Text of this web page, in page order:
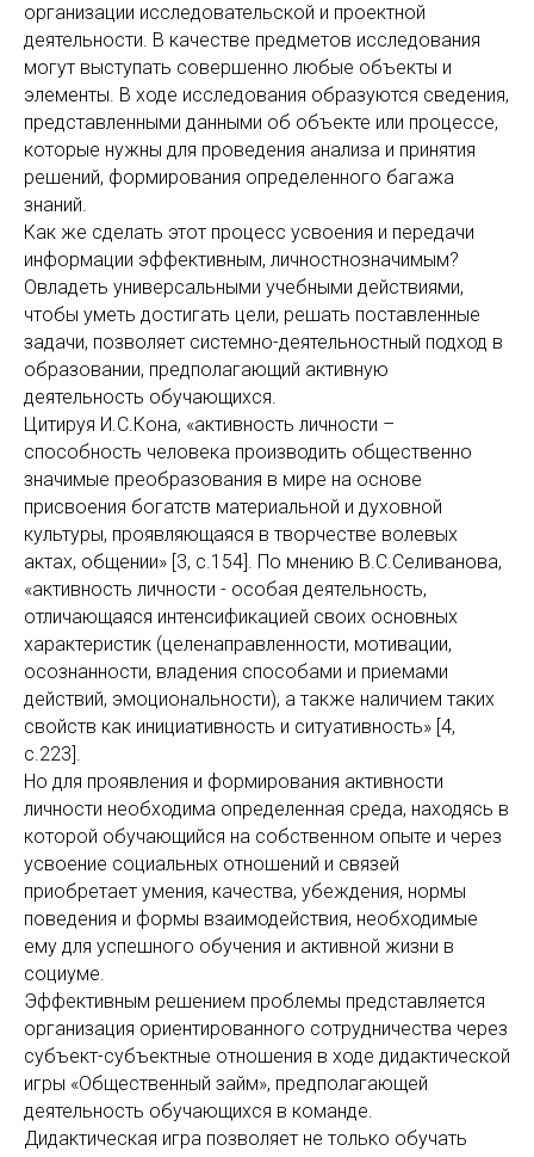
организации исследовательской и проектной
деятельности. В качестве предметов исследования
могут выступать совершенно любые объекты и
элементы. В ходе исследования образуются сведения,
представленными данными об объекте или процессе,
которые нужны для проведения анализа и принятия
решений, формирования определенного багажа
знаний.
Как же сделать этот процесс усвоения и передачи
информации эффективным, личностнозначимым?
Овладеть универсальными учебными действиями,
чтобы уметь достигать цели, решать поставленные
задачи, позволяет системно-деятельностный подход в
образовании, предполагающий активную
деятельность обучающихся.
Цитируя И.С.Кона, «активность личности –
способность человека производить общественно
значимые преобразования в мире на основе
присвоения богатств материальной и духовной
культуры, проявляющаяся в творчестве волевых
актах, общении» [3, с.154]. По мнению В.С.Селиванова,
«активность личности - особая деятельность,
отличающаяся интенсификацией своих основных
характеристик (целенаправленности, мотивации,
осознанности, владения способами и приемами
действий, эмоциональности), а также наличием таких
свойств как инициативность и ситуативность» [4,
с.223].
Но для проявления и формирования активности
личности необходима определенная среда, находясь в
которой обучающийся на собственном опыте и через
усвоение социальных отношений и связей
приобретает умения, качества, убеждения, нормы
поведения и формы взаимодействия, необходимые
ему для успешного обучения и активной жизни в
социуме.
Эффективным решением проблемы представляется
организация ориентированного сотрудничества через
субъект-субъектные отношения в ходе дидактической
игры «Общественный займ», предполагающей
деятельность обучающихся в команде.
Дидактическая игра позволяет не только обучать